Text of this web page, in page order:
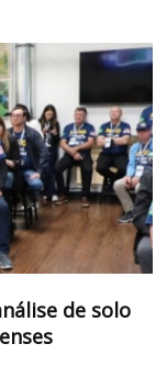
de solo